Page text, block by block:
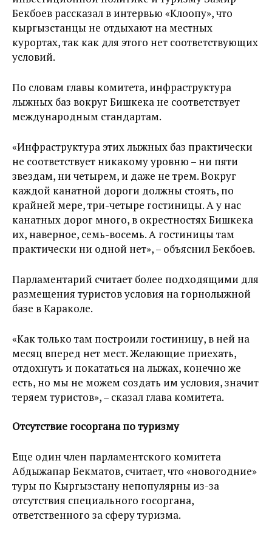
Бекбоев рассказал в интервью «Клоопу», что
кыргызстанцы не отдыхают на местных
курортах, так как для этого нет соответствующих
условий.
По словам главы комитета, инфраструктура
лыжных баз вокруг Бишкека не соответствует
международным стандартам.
«Инфраструктура этих лыжных баз практически
не соответствует никакому уровню – ни пяти
звездам, ни четырем, и даже не трем. Вокруг
каждой канатной дороги должны стоять, по
крайней мере, три-четыре гостиницы. А у нас
канатных дорог много, в окрестностях Бишкека
их, наверное, семь-восемь. А гостиницы там
практически ни одной нет», – объяснил Бекбоев.
Парламентарий считает более подходящими для
размещения туристов условия на горнолыжной
базе в Караколе.
«Как только там построили гостиницу, в ней на
месяц вперед нет мест. Желающие приехать,
отдохнуть и покататься на лыжах, конечно же
есть, но мы не можем создать им условия, значит
теряем туристов», – сказал глава комитета.
Отсутствие госоргана по туризму
Еще один член парламентского комитета
Абдыжапар Бекматов, считает, что «новогодние»
туры по Кыргызстану непопулярны из-за
отсутствия специального госоргана,
ответственного за сферу туризма.